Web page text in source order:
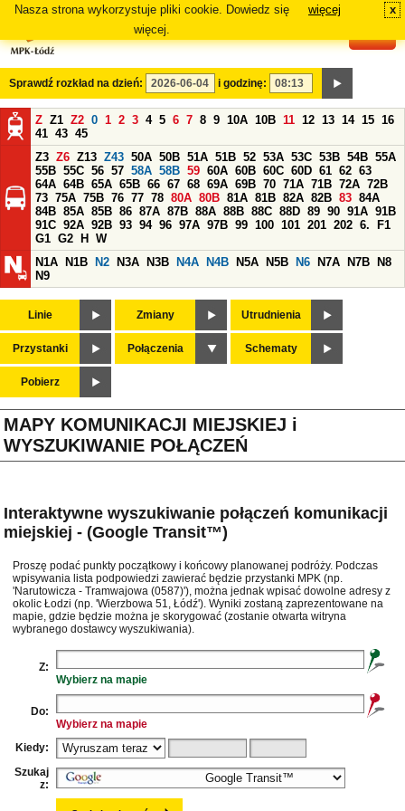
Nasza strona wykorzystuje pliki cookie. Dowiedz się
więcej.
więcej x
Sprawdź rozkład na dzień: i godzinę:
Z Z1 Z2 0 1 2 3 4 5 6 7 8 9 10A 10B 11 12 13 14 15 16
41 43 45
Z3 Z6 Z13 Z43 50A 50B 51A 51B 52 53A 53C 53B 54B 55A
55B 55C 56 57 58A 58B 59 60A 60B 60C 60D 61 62 63
64A 64B 65A 65B 66 67 68 69A 69B 70 71A 71B 72A 72B
73 75A 75B 76 77 78 80A 80B 81A 81B 82A 82B 83 84A
84B 85A 85B 86 87A 87B 88A 88B 88C 88D 89 90 91A 91B
91C 92A 92B 93 94 96 97A 97B 99 100 101 201 202 6.
F1
G1 G2 H
W
N1A
N1B N2 N3A N3B N4A N4B N5A N5B N6 N7A N7B
N8
N9
Linie Zmiany Utrudnienia
Przystanki Połączenia Schematy
Pobierz
MAPY KOMUNIKACJI MIEJSKIEJ i
WYSZUKIWANIE POŁĄCZEŃ
Interaktywne wyszukiwanie połączeń komunikacji
miejskiej - (Google Transit™)
Proszę podać punkty początkowy i końcowy planowanej podróży. Podczas
wpisywania lista podpowiedzi zawierać będzie przystanki MPK (np.
'Narutowicza - Tramwajowa (0587)'), można jednak wpisać dowolne adresy z
okolic Łodzi (np. 'Wierzbowa 51, Łódź'). Wyniki zostaną zaprezentowane na
mapie, gdzie będzie można je skorygować (zostanie otwarta witryna
wybranego dostawcy wyszukiwania).
Z:
Wybierz na mapie
Do:
Wybierz na mapie
Kiedy:
Szukaj
z: